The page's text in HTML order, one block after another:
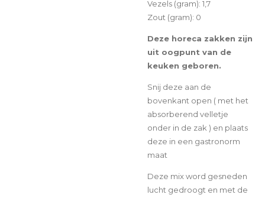
Vezels (gram): 1,7
Zout (gram): 0
Deze horeca zakken zijn
uit oogpunt van de
keuken geboren.
Snij deze aan de
bovenkant open ( met het
absorberend velletje
onder in de zak ) en plaats
deze in een gastronorm
maat
Deze mix word gesneden
lucht gedroogt en met de